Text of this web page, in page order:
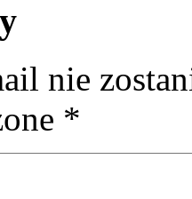
nie
*